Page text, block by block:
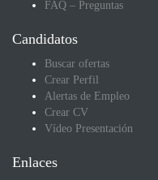
FAQ – Preguntas
Candidatos
Buscar ofertas
Crear Perfil
Alertas de Empleo
Crear CV
Vídeo Presentación
Enlaces